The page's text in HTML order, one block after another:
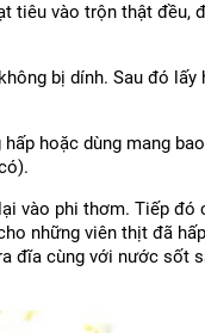
tiêu vào trộn thật đều,
bị dính. Sau đó
hoặc dùng mang
vào phi thơm. Tiếp đó
những viên thịt đã
đĩa cùng với nước sốt